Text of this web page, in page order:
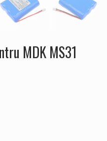
MDK MS31